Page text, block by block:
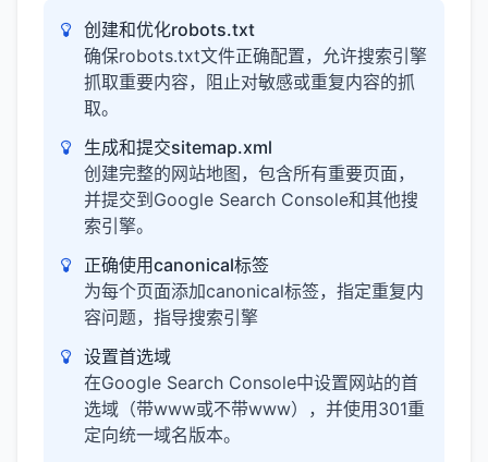
创建和优化robots.txt
确保robots.txt文件正确配置，允许搜索引擎
抓取重要内容，阻止对敏感或重复内容的抓
取。
生成和提交sitemap.xml
创建完整的网站地图，包含所有重要页面，
并提交到Google Search Console和其他搜
索引擎。
正确使用canonical标签
为每个页面添加canonical标签，指定重复内
容问题，指导搜索引擎
设置首选域
在Google Search Console中设置网站的首
选域（带www或不带www），并使用301重
定向统一域名版本。